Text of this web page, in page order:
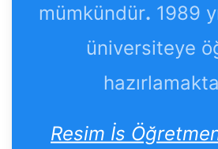
mümkündür. 1989
üniversiteye
Resim İs